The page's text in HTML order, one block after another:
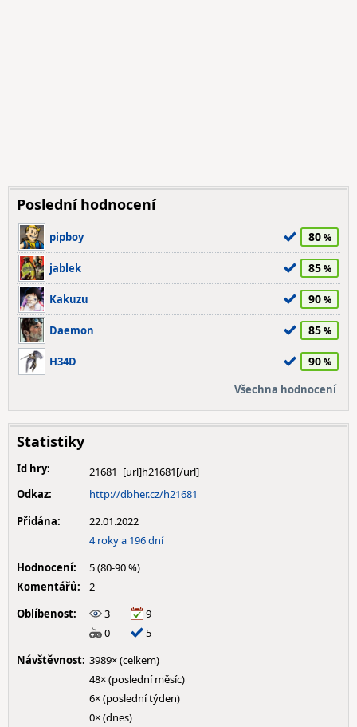
Poslední hodnocení
pipboy 80
jablek 85
Kakuzu 90
Daemon 85
H34D 90
Všechna hodnocení
Statistiky
Id hry:
21681
Odkaz:
http://dbher.cz/h21681
Přidána:
22.01.2022
4 roky a 196 dní
Hodnocení:
5 (80-90 %)
Komentářů:
2
Oblíbenost:
3
9
0
5
Návštěvnost: 3989× (celkem)
48× (poslední měsíc)
6× (poslední týden)
0× (dnes)